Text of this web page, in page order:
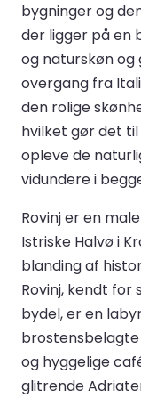
bygninger og
der ligger på en
og naturskøn
overgang fra
den rolige
hvilket gør det
opleve de
vidundere i
Rovinj er en
Istriske Halvø i
blanding af
Rovinj, kendt
bydel, er en
og hyggelige
glitrende